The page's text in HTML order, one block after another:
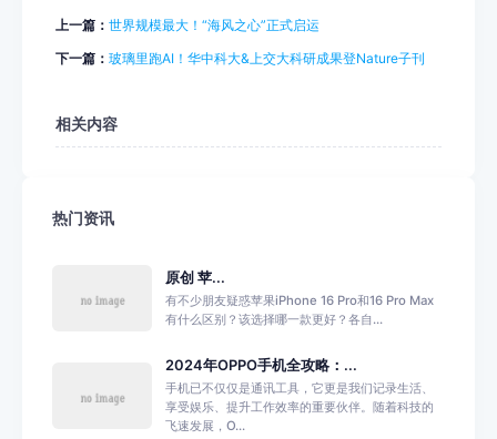
上一篇： 世界规模最大！“海风之心”正式启运
下一篇： 玻璃里跑AI！华中科大&上交大科研成果登Nature子刊
相关内容
热门资讯
原创 苹...
有不少朋友疑惑苹果iPhone 16 Pro和16 Pro Max
有什么区别？该选择哪一款更好？各自...
2024年OPPO手机全攻略：...
手机已不仅仅是通讯工具，它更是我们记录生活、
享受娱乐、提升工作效率的重要伙伴。随着科技的
飞速发展，O...